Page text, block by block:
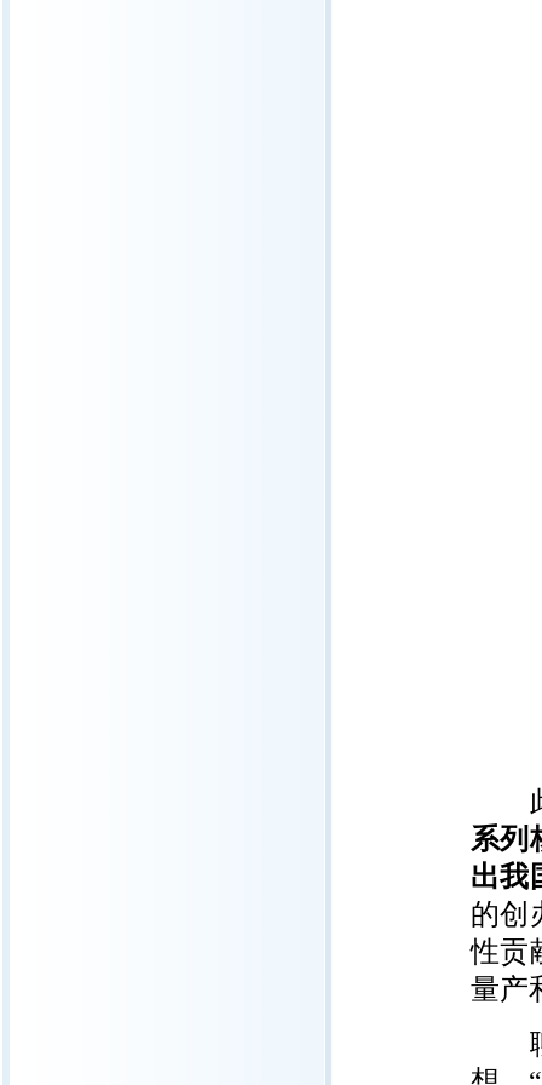
此
系列
出我
的创
性贡
量产
聊